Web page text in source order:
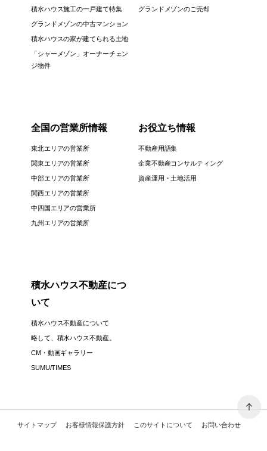
積水ハウス施工の一戸建て特集
グランドメゾンの中古マンション
積水ハウスの家が建てられる土地
「シャーメゾン」オーナーチェン
ジ物件
グランドメゾンのご売却
全国の営業所情報
東北エリアの営業所
関東エリアの営業所
中部エリアの営業所
関西エリアの営業所
中四国エリアの営業所
九州エリアの営業所
お役立ち情報
不動産用語集
企業不動産コンサルティング
資産運用・土地活用
積水ハウス不動産につ
いて
積水ハウス不動産について
略して、積水ハウス不動産。
CM・動画ギャラリー
SUMU/TIMES
サイトマップ お客様情報保護方針 このサイトについて お問い合わせ